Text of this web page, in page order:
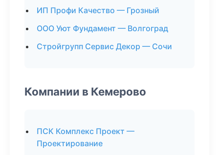
ИП Профи Качество — Грозный
ООО Уют Фундамент — Волгоград
Стройгрупп Сервис Декор — Сочи
Компании в Кемерово
ПСК Комплекс Проект —
Проектирование